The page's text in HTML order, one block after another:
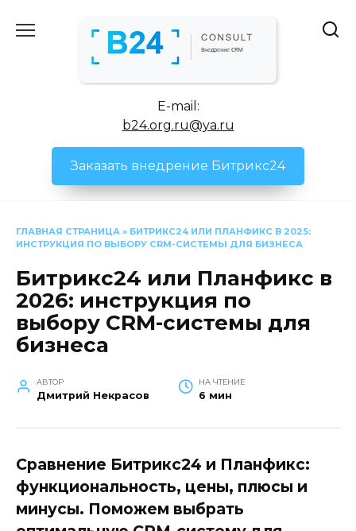
E-mail:
b24.org.ru@ya.ru
Заказать внедрение Битрикс24
ГЛАВНАЯ СТРАНИЦА » БИТРИКС24 ИЛИ ПЛАНФИКС В 2025:
ИНСТРУКЦИЯ ПО ВЫБОРУ CRM-СИСТЕМЫ ДЛЯ БИЗНЕСА
Битрикс24 или Планфикс в
2026: инструкция по
выбору CRM-системы для
бизнеса
АВТОР
Дмитрий Некрасов
НА ЧТЕНИЕ
6 мин
Сравнение Битрикс24 и Планфикс:
функциональность, цены, плюсы и
минусы. Поможем выбрать